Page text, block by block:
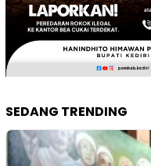
SEDANG TRENDING